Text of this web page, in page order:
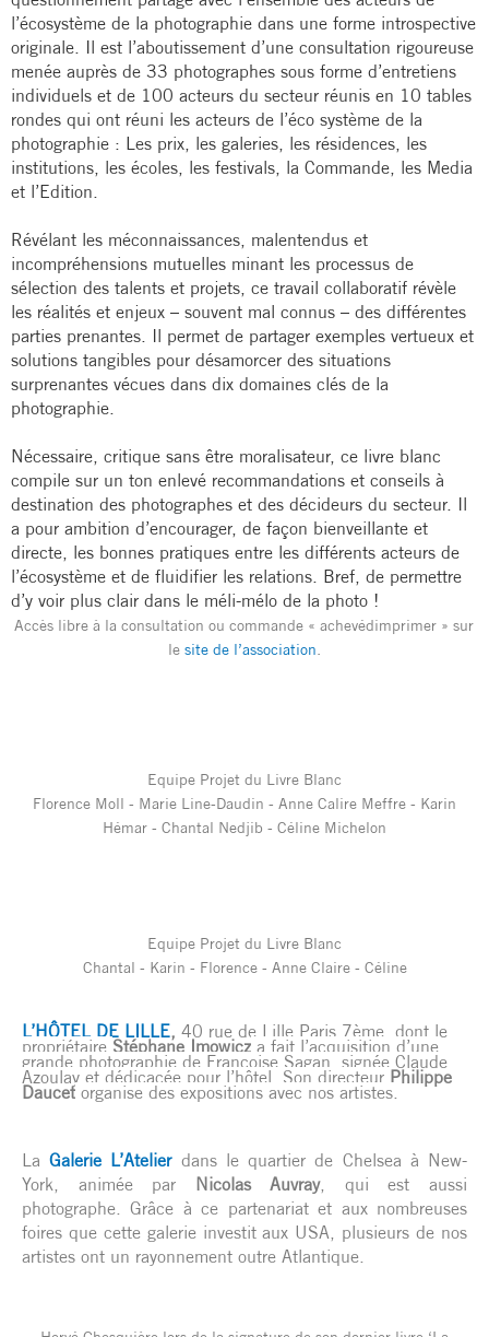
l’écosystème de la photographie dans une forme introspective
originale. Il est l’aboutissement d’une consultation rigoureuse
menée auprès de 33 photographes sous forme d’entretiens
individuels et de 100 acteurs du secteur réunis en 10 tables
rondes qui ont réuni les acteurs de l’éco système de la
photographie : Les prix, les galeries, les résidences, les
institutions, les écoles, les festivals, la Commande, les Media
et l’Edition.
Révélant les méconnaissances, malentendus et
incompréhensions mutuelles minant les processus de
sélection des talents et projets, ce travail collaboratif révèle
les réalités et enjeux – souvent mal connus – des différentes
parties prenantes. Il permet de partager exemples vertueux et
solutions tangibles pour désamorcer des situations
surprenantes vécues dans dix domaines clés de la
photographie.
Nécessaire, critique sans être moralisateur, ce livre blanc
compile sur un ton enlevé recommandations et conseils à
destination des photographes et des décideurs du secteur. Il
a pour ambition d’encourager, de façon bienveillante et
directe, les bonnes pratiques entre les différents acteurs de
l’écosystème et de fluidifier les relations. Bref, de permettre
d’y voir plus clair dans le méli-mélo de la photo !
Accès libre à la consultation ou commande « achevédimprimer » sur
le site de l’association
Equipe Projet du Livre Blanc
Florence Moll - Marie Line-Daudin - Anne Calire Meffre - Karin
Hémar - Chantal Nedjib - Céline Michelon
Equipe Projet du Livre Blanc
Chantal - Karin - Florence - Anne Claire - Céline
L’HÔTEL DE LILLE, 40 rue de Lille Paris 7ème, dont le
propriétaire Stéphane Imowicz a fait l’acquisition d’une
grande photographie de Françoise Sagan, signée Claude
Azoulay et dédicacée pour l’hôtel. Son directeur Philippe
Daucet organise des expositions avec nos artistes.
LaGalerie L’Atelier dans le quartier de Chelsea à New-
York, animée par
Nicolas Auvray, qui est aussi
photographe. Grâce à ce partenariat et aux nombreuses
foires que cette galerie investit aux USA, plusieurs de nos
artistes ont un rayonnement outre Atlantique.